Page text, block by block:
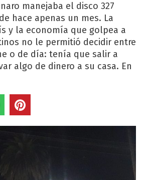
manejaba el disco 327
hace apenas un mes. La
y la economía que golpea a
no le permitió decidir entre
o de día: tenía que salir a
algo de dinero a su casa. En